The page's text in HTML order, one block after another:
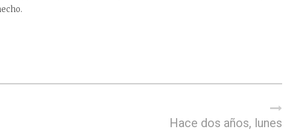
Hace dos años, lunes